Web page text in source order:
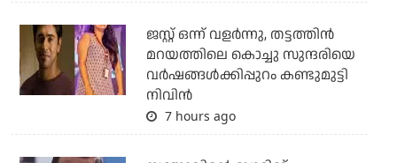
ജസ്റ്റ് ഒന്ന് വളര്‍ന്നു, തട്ടത്തിന്‍
മറയത്തിലെ കൊച്ചു സുന്ദരിയെ
വര്‍ഷങ്ങള്‍ക്കിപ്പുറം കണ്ടുമുട്ടി
നിവിന്‍
7 hours ago